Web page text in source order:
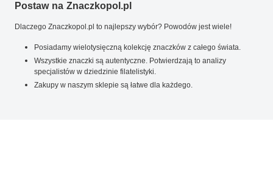
Postaw na Znaczkopol.pl
Dlaczego Znaczkopol.pl to najlepszy wybór? Powodów jest wiele!
Posiadamy wielotysięczną kolekcję znaczków z całego świata.
Wszystkie znaczki są autentyczne. Potwierdzają to analizy
specjalistów w dziedzinie filatelistyki.
Zakupy w naszym sklepie są łatwe dla każdego.